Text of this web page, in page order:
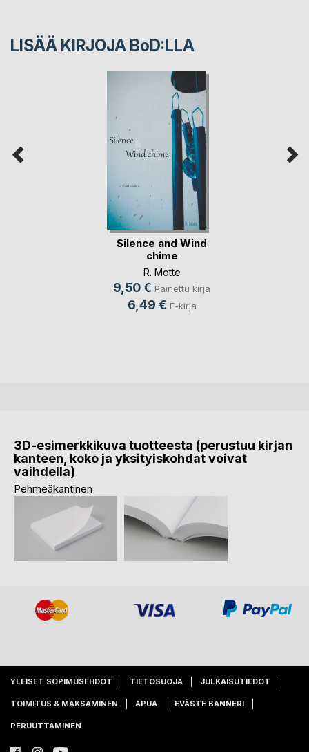
LISÄÄ KIRJOJA BoD:LLA
Silence and Wind
chime
R. Motte
9,50 € Painettu kirja
6,49 € E-kirja
3D-esimerkkikuva tuotteesta (perustuu kirjan
kanteen, koko ja yksityiskohdat voivat
vaihdella)
Pehmeäkantinen
YLEISET SOPIMUSEHDOT TIETOSUOJA JULKAISUTIEDOT
TOIMITUS & MAKSAMINEN APUA EVÄSTE BANNERI
PERUUTTAMINEN